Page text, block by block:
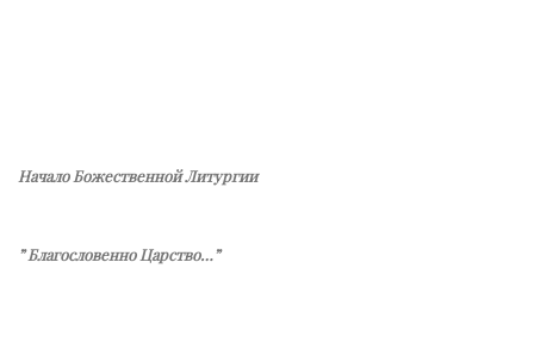
Начало Божественной Литургии
” Благословенно Царство…”